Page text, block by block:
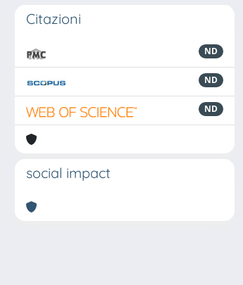
Citazioni
ND
ND
ND
social impact